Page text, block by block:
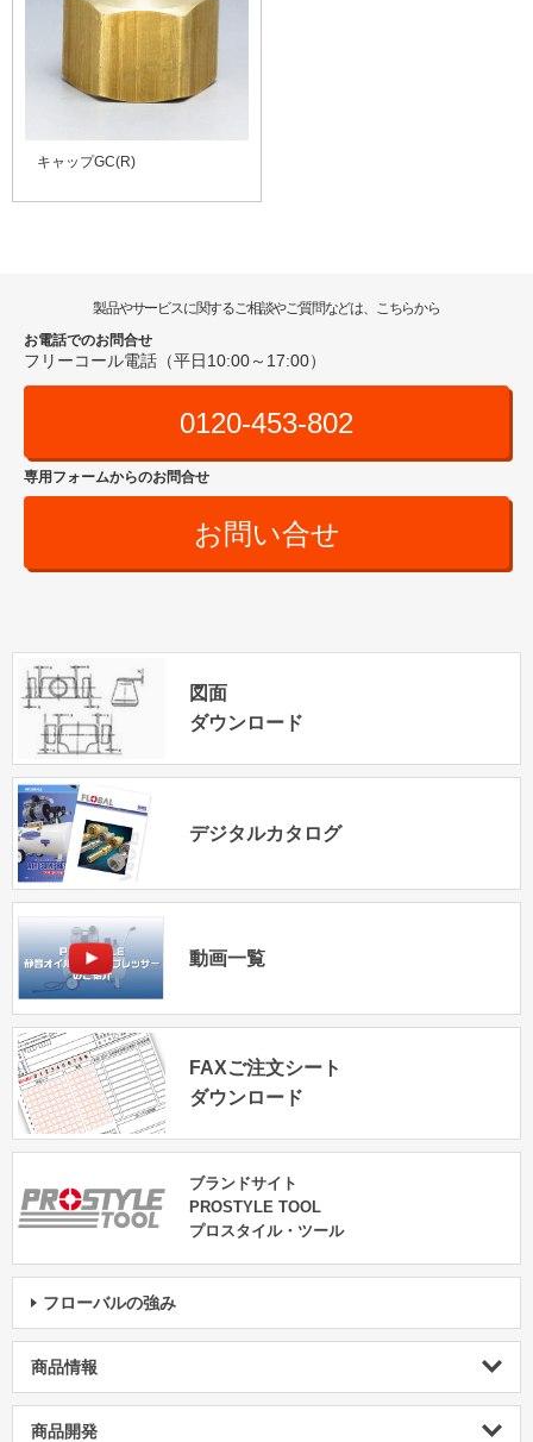
キャップGC(R)
製品やサービスに関するご相談やご質問などは、こちらから
お電話でのお問合せ
フリーコール電話（平日10:00～17:00）
0120-453-802
専用フォームからのお問合せ
お問い合せ
図面
ダウンロード
デジタルカタログ
動画一覧
FAXご注文シート
ダウンロード
ブランドサイト
PROSTYLE TOOL
プロスタイル・ツール
フローバルの強み
商品情報
商品開発